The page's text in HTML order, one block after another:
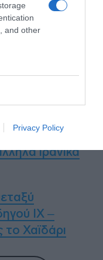
and other
Privacy Policy
συμφέρον,
ιρανικά
ΙΧ –
Χαϊδάρι